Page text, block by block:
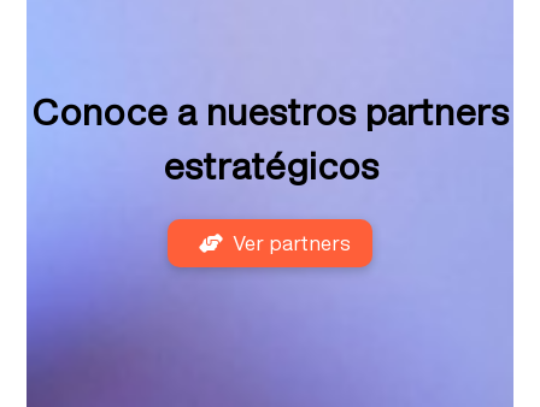
Conoce a nuestros partners
estratégicos
Ver partners